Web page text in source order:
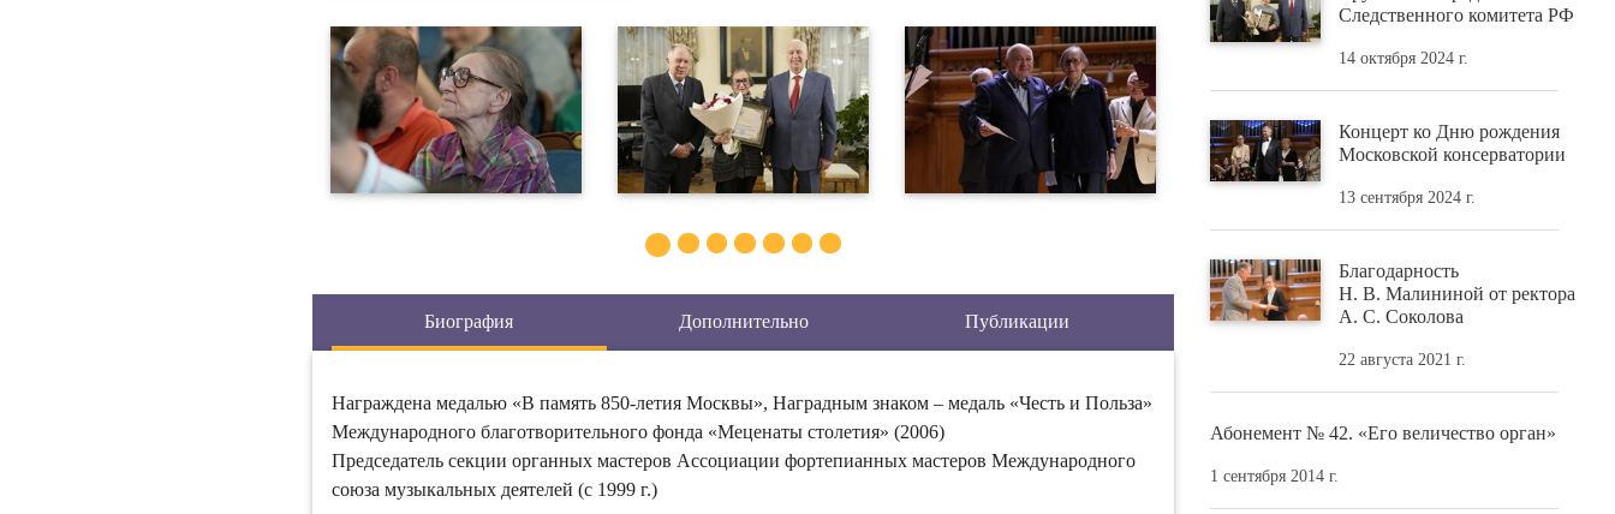
Биография Дополнительно Публикации
Награждена медалью «В память 850-летия Москвы», Наградным знаком – медаль «Честь и Польза»
Международного благотворительного фонда «Меценаты столетия» (2006)
Председатель секции органных мастеров Ассоциации фортепианных мастеров Международного
союза музыкальных деятелей (с 1999 г.)
Следственного комитета РФ
14 октября 2024 г.
Концерт ко Дню рождения
Московской консерватории
13 сентября 2024 г.
Благодарность
Н. В. Малининой от ректора
А. С. Соколова
22 августа 2021 г.
Абонемент № 42. «Его величество орган»
1 сентября 2014 г.